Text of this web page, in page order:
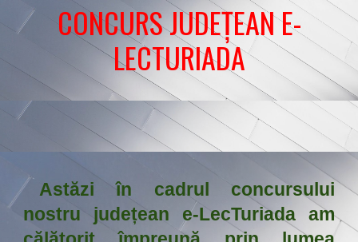
CONCURS JUDEȚEAN E-
LECTURIADA
Astăzi în cadrul concursului
nostru județean e-LecTuriada am